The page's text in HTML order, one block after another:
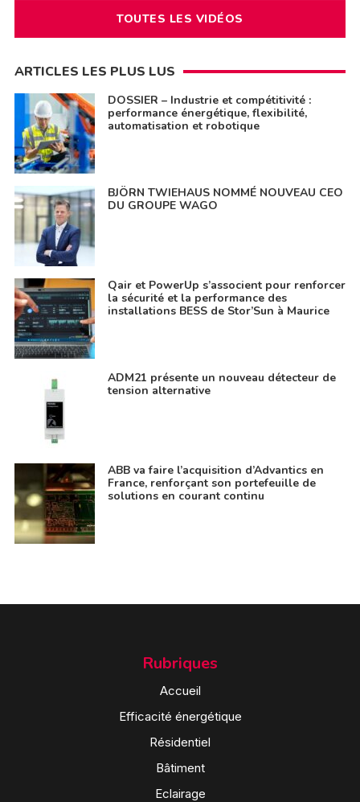
TOUTES LES VIDÉOS
ARTICLES LES PLUS LUS
DOSSIER – Industrie et compétitivité :
performance énergétique, flexibilité,
automatisation et robotique
BJÖRN TWIEHAUS NOMMÉ NOUVEAU CEO
DU GROUPE WAGO
Qair et PowerUp s’associent pour renforcer
la sécurité et la performance des
installations BESS de Stor’Sun à Maurice
ADM21 présente un nouveau détecteur de
tension alternative
ABB va faire l’acquisition d’Advantics en
France, renforçant son portefeuille de
solutions en courant continu
Rubriques
Accueil
Efficacité énergétique
Résidentiel
Bâtiment
Eclairage